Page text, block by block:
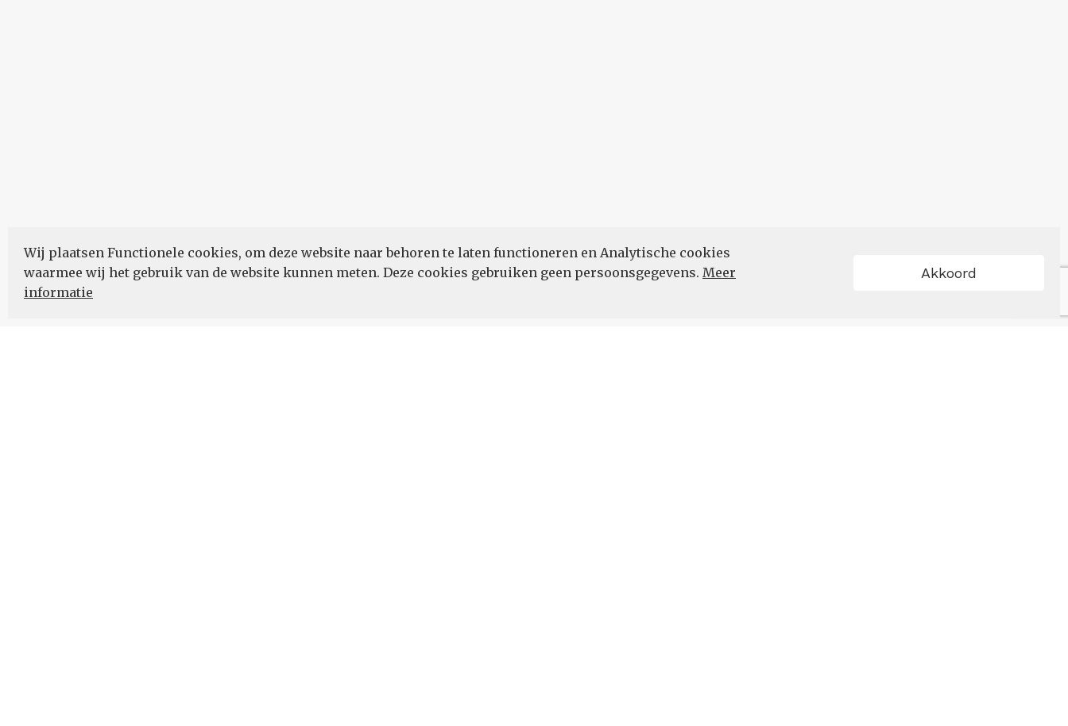
Wij plaatsen Functionele cookies, om deze website naar behoren te laten functioneren en Analytische cookies
waarmee wij het gebruik van de website kunnen meten. Deze cookies gebruiken geen persoonsgegevens. Meer
informatie
Akkoord
POWERED BY